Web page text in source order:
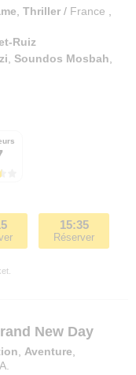
,Thriller / France
Ruiz
,Soundos Mosbah
15:35
Réserver
New Day
Aventure